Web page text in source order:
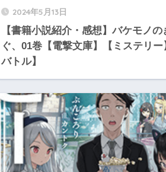
2024年5月13日
【書籍小説紹介・感想】バケモノ
ぐ、01巻【電撃文庫】【ミステリ
バトル】